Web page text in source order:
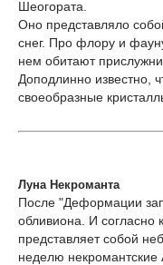
Шеогората.
Оно представляло
снег. Про флору и
нем обитают
Доподлинно известно,
своеобразные
Луна Некроманта
После "Деформации
обливиона. И согласно
представляет собой
неделю